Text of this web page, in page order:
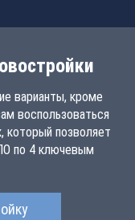
варианты, кроме
воспользоваться
который позволяет
по 4 ключевым